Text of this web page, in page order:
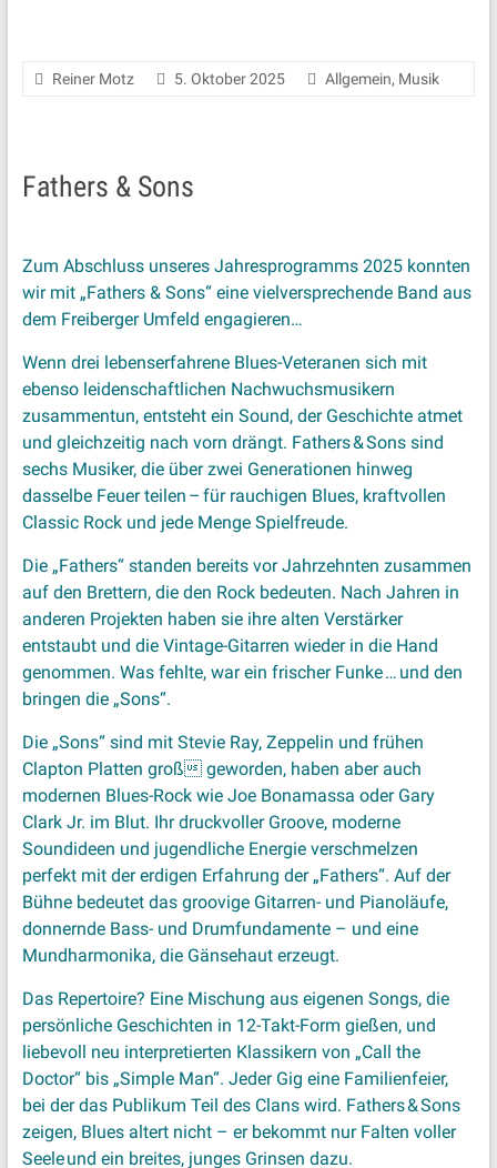
Reiner Motz 5. Oktober 2025 Allgemein, Musik
Fathers & Sons
Zum Abschluss unseres Jahresprogramms 2025 konnten
wir mit „Fathers & Sons“ eine vielversprechende Band aus
dem Freiberger Umfeld engagieren…
Wenn drei lebenserfahrene Blues-Veteranen sich mit
ebenso leidenschaftlichen Nachwuchsmusikern
zusammentun, entsteht ein Sound, der Geschichte atmet
und gleichzeitig nach vorn drängt. Fathers & Sons sind
sechs Musiker, die über zwei Generationen hinweg
dasselbe Feuer teilen – für rauchigen Blues, kraftvollen
Classic Rock und jede Menge Spielfreude.
Die „Fathers“ standen bereits vor Jahrzehnten zusammen
auf den Brettern, die den Rock bedeuten. Nach Jahren in
anderen Projekten haben sie ihre alten Verstärker
entstaubt und die Vintage-Gitarren wieder in die Hand
genommen. Was fehlte, war ein frischer Funke … und den
bringen die „Sons“.
Die „Sons“ sind mit Stevie Ray, Zeppelin und frühen
Clapton Platten groß geworden, haben aber auch
modernen Blues-Rock wie Joe Bonamassa oder Gary
Clark Jr. im Blut. Ihr druckvoller Groove, moderne
Soundideen und jugendliche Energie verschmelzen
perfekt mit der erdigen Erfahrung der „Fathers“. Auf der
Bühne bedeutet das groovige Gitarren- und Pianoläufe,
donnernde Bass- und Drumfundamente – und eine
Mundharmonika, die Gänsehaut erzeugt.
Das Repertoire? Eine Mischung aus eigenen Songs, die
persönliche Geschichten in 12-Takt-Form gießen, und
liebevoll neu interpretierten Klassikern von „Call the
Doctor“ bis „Simple Man“. Jeder Gig eine Familienfeier,
bei der das Publikum Teil des Clans wird. Fathers & Sons
zeigen, Blues altert nicht – er bekommt nur Falten voller
Seele und ein breites, junges Grinsen dazu.